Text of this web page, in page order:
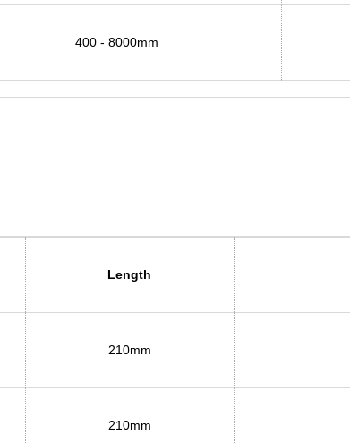
400 - 8000mm
Length
210mm
210mm